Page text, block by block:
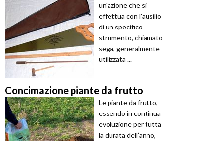
un'azione che si
effettua con l'ausilio
di un specifico
strumento, chiamato
sega, generalmente
utilizzata ...
Concimazione piante da frutto
Le piante da frutto,
essendo in continua
evoluzione per tutta
la durata dell’anno,